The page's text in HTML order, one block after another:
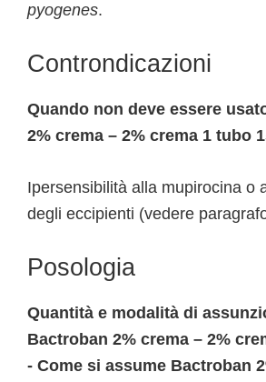
pyogenes.
Controndicazioni
Quando non deve essere
2% crema – 2% crema 1 tubo
Ipersensibilità alla mupirocina o
degli eccipienti (vedere
Posologia
Quantità e modalità di
Bactroban 2% crema – 2%
- Come si assume Bactroban